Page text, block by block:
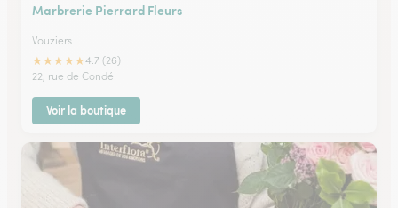
Marbrerie Pierrard Fleurs
Vouziers
★★★★★4.7 (26)
22, rue de Condé
Voir la boutique